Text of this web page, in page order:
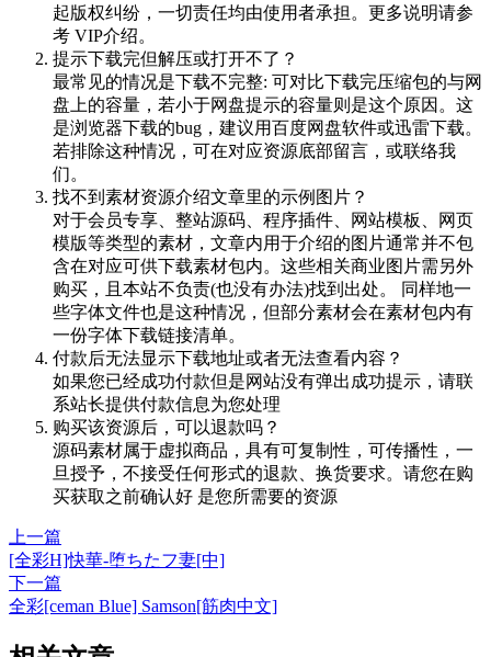
起版权纠纷，一切责任均由使用者承担。更多说明请参
考 VIP介绍。
提示下载完但解压或打开不了？
最常见的情况是下载不完整: 可对比下载完压缩包的与网
盘上的容量，若小于网盘提示的容量则是这个原因。这
是浏览器下载的bug，建议用百度网盘软件或迅雷下载。
若排除这种情况，可在对应资源底部留言，或联络我
们。
找不到素材资源介绍文章里的示例图片？
对于会员专享、整站源码、程序插件、网站模板、网页
模版等类型的素材，文章内用于介绍的图片通常并不包
含在对应可供下载素材包内。这些相关商业图片需另外
购买，且本站不负责(也没有办法)找到出处。 同样地一
些字体文件也是这种情况，但部分素材会在素材包内有
一份字体下载链接清单。
付款后无法显示下载地址或者无法查看内容？
如果您已经成功付款但是网站没有弹出成功提示，请联
系站长提供付款信息为您处理
购买该资源后，可以退款吗？
源码素材属于虚拟商品，具有可复制性，可传播性，一
旦授予，不接受任何形式的退款、换货要求。请您在购
买获取之前确认好 是您所需要的资源
上一篇
[全彩H]快華-堕ちたフ妻[中]
下一篇
全彩[ceman Blue] Samson[筋肉中文]